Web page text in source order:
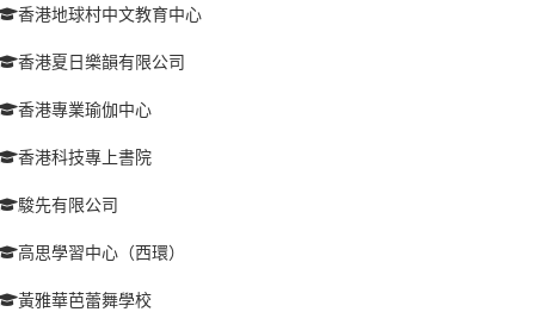
香港地球村中文教育中心
香港夏日樂韻有限公司
香港專業瑜伽中心
香港科技專上書院
駿先有限公司
高思學習中心（西環）
黃雅華芭蕾舞學校